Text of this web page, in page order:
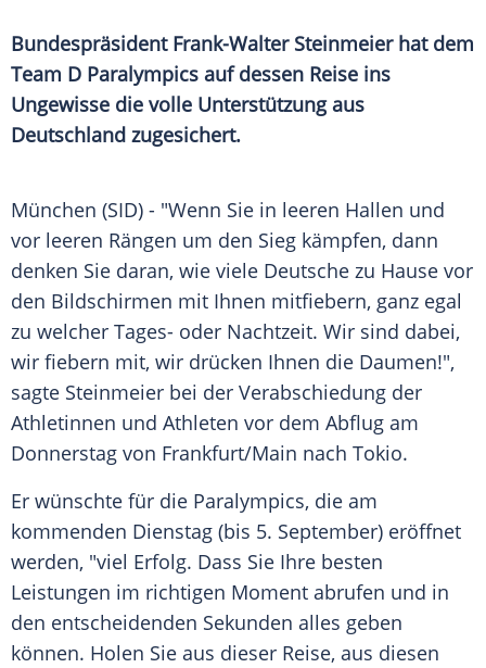
Bundespräsident Frank-Walter Steinmeierhat dem
Team D Paralympics auf dessen Reise ins
Ungewisse die volle Unterstützung aus
Deutschland zugesichert.
München (SID) - "Wenn Sie in leeren Hallen und
vor leeren Rängen um den Sieg kämpfen, dann
denken Sie daran, wie viele Deutsche zu Hause vor
den Bildschirmen mit Ihnen mitfiebern, ganz egal
zu welcher Tages- oder Nachtzeit. Wir sind dabei,
wir fiebern mit, wir drücken Ihnen die Daumen!",
sagte Steinmeier bei der Verabschiedung der
Athletinnen und Athleten vor dem Abflug am
Donnerstag von Frankfurt/Main nach Tokio.
Er wünschte für die Paralympics, die am
kommenden Dienstag (bis 5. September) eröffnet
werden, "viel Erfolg. Dass Sie Ihre besten
Leistungen im richtigen Moment abrufen und in
den entscheidenden Sekunden alles geben
können. Holen Sie aus dieser Reise, aus diesen